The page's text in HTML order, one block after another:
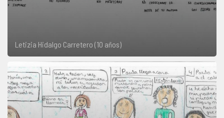
Letizia Hidalgo Carretero (10 años)